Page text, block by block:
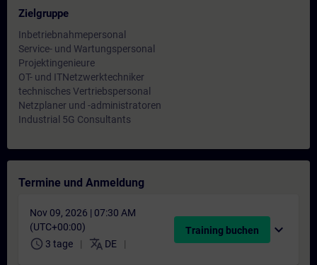
Zielgruppe
Inbetriebnahmepersonal
Service- und Wartungspersonal
Projektingenieure
OT- und ITNetzwerktechniker
technisches Vertriebspersonal
Netzplaner und -administratoren
Industrial 5G Consultants
Termine und Anmeldung
Nov 09, 2026 | 07:30 AM
(UTC+00:00)
schedule 3 tage translate DE
Training buchen expand_more